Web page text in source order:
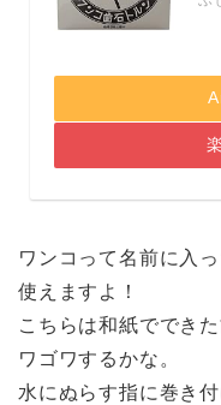
ワンコって名前に入
使えますよ！
こちらは和紙ででき
ワゴワするかな。
水にぬらす指に巻き